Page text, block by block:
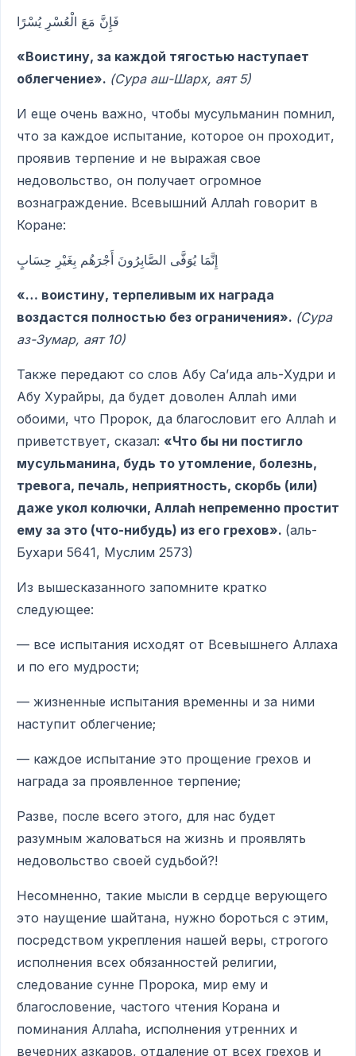
فَإِنَّ مَعَ الْعُسْرِ يُسْرًا
«Воистину, за каждой тягостью наступает
облегчение». (Сура аш-Шарх, аят 5)
И еще очень важно, чтобы мусульманин помнил,
что за каждое испытание, которое он проходит,
проявив терпение и не выражая свое
недовольство, он получает огромное
вознаграждение. Всевышний Аллаh говорит в
Коране:
إِنَّمَا يُوَفَّى الصَّابِرُونَ أَجْرَهُم بِغَيْرِ حِسَابٍ
«… воистину, терпеливым их награда
воздастся полностью без ограничения». (Сура
аз-Зумар, аят 10)
Также передают со слов Абу Са’ида аль-Худри и
Абу Хурайры, да будет доволен Аллаh ими
обоими, что Пророк, да благословит его Аллаh и
приветствует, сказал: «Что бы ни постигло
мусульманина, будь то утомление, болезнь,
тревога, печаль, неприятность, скорбь (или)
даже укол колючки, Аллаh непременно простит
ему за это (что-нибудь) из его грехов». (аль-
Бухари 5641, Муслим 2573)
Из вышесказанного запомните кратко
следующее:
— все испытания исходят от Всевышнего Аллаха
и по его мудрости;
— жизненные испытания временны и за ними
наступит облегчение;
— каждое испытание это прощение грехов и
награда за проявленное терпение;
Разве, после всего этого, для нас будет
разумным жаловаться на жизнь и проявлять
недовольство своей судьбой?!
Несомненно, такие мысли в сердце верующего
это наущение шайтана, нужно бороться с этим,
посредством укрепления нашей веры, строгого
исполнения всех обязанностей религии,
следование сунне Пророка, мир ему и
благословение, частого чтения Корана и
поминания Аллаhа, исполнения утренних и
вечерних азкаров, отдаление от всех грехов и